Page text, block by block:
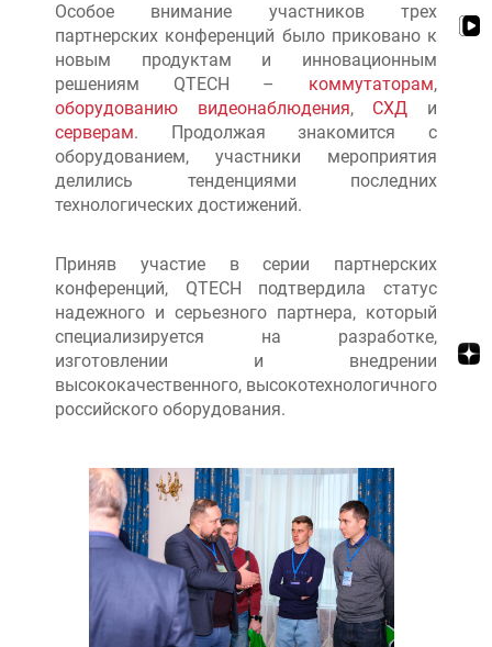
Особое внимание участников трех
партнерских конференций было приковано к
новым продуктам и инновационным
решениям QTECH – коммутаторам,
оборудованию видеонаблюдения, СХД и
серверам. Продолжая знакомится с
оборудованием, участники мероприятия
делились тенденциями последних
технологических достижений.
Приняв участие в серии партнерских
конференций, QTECH подтвердила статус
надежного и серьезного партнера, который
специализируется на разработке,
изготовлении и внедрении
высококачественного, высокотехнологичного
российского оборудования.